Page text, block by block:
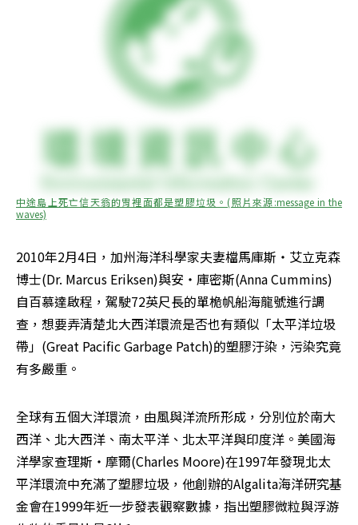
中途島上死亡信天翁的胃裡面都是塑膠垃圾。(照片來源:message in the
waves)
2010年2月4日，加州海洋科學家夫妻檔馬庫斯‧艾立克森
博士(Dr. Marcus Eriksen)與安‧庫密斯(Anna Cummins)
自百慕達啟程，駕駛72英尺長的單桅帆船海龍號進行調
查，想要弄清楚北大西洋環流是否也有類似「太平洋垃圾
帶」(Great Pacific Garbage Patch)的塑膠汙染，污染究竟
有多嚴重。
全球有五個大洋環流，由風與洋流所形成，分別位於南大
西洋、北大西洋、南太平洋、北太平洋與印度洋。美國海
洋學家查理斯‧摩爾(Charles Moore)在1997年發現北太
平洋環流中充滿了塑膠垃圾，他創辦的Algalita海洋研究基
金會在1999年近一步發表觀察數據，指出塑膠微粒與浮游